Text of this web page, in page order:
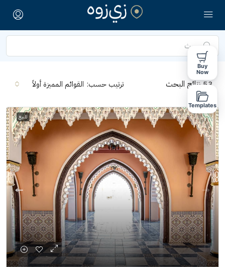
53نتائج البحث ترتيب حسب: القوائم المميزة أولاً
للبيع
Buy
Now
Templates